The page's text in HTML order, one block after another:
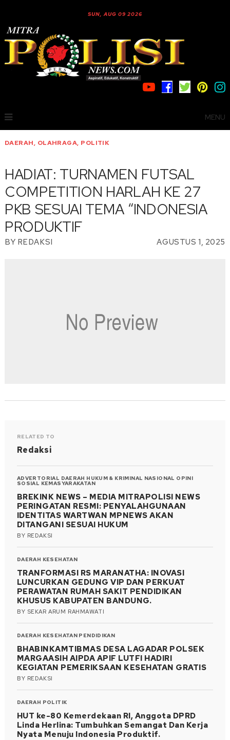
SUN, AUG 09 2026
MENU
DAERAH, OLAHRAGA, POLITIK
HADIAT: TURNAMEN FUTSAL
COMPETITION HARLAH KE 27
PKB SESUAI TEMA “INDONESIA
PRODUKTIF
BY REDAKSI AGUSTUS 1, 2025
RELATED TO
Redaksi
ADVERTORIAL DAERAH HUKUM & KRIMINAL NASIONAL OPINI
SOSIAL KEMASYARAKATAN
BREKINK NEWS – MEDIA MITRAPOLISI NEWS
PERINGATAN RESMI: PENYALAHGUNAAN
IDENTITAS WARTWAN MPNEWS AKAN
DITANGANI SESUAI HUKUM
BY REDAKSI
DAERAH KESEHATAN
TRANFORMASI RS MARANATHA: INOVASI
LUNCURKAN GEDUNG VIP DAN PERKUAT
PERAWATAN RUMAH SAKIT PENDIDIKAN
KHUSUS KABUPATEN BANDUNG.
BY SEKAR ARUM RAHMAWATI
DAERAH KESEHATAN PENDIDIKAN
BHABINKAMTIBMAS DESA LAGADAR POLSEK
MARGAASIH AIPDA APIF LUTFI HADIRI
KEGIATAN PEMERIKSAAN KESEHATAN GRATIS
BY REDAKSI
DAERAH POLITIK
HUT ke-80 Kemerdekaan RI, Anggota DPRD
Linda Herlina: Tumbuhkan Semangat Dan Kerja
Nyata Menuju Indonesia Produktif.